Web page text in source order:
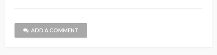
ADD A COMMENT